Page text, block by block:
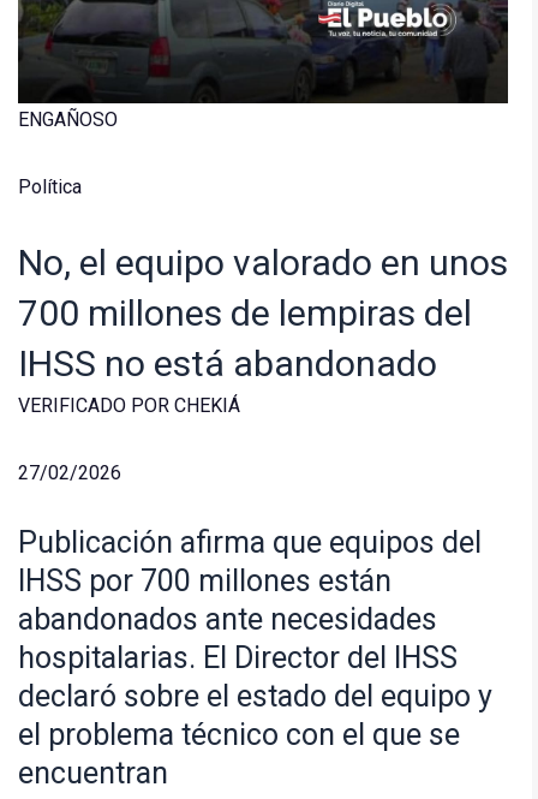
ENGAÑOSO
Política
No, el equipo valorado en unos
700 millones de lempiras del
IHSS no está abandonado
VERIFICADO POR CHEKIÁ
27/02/2026
Publicación afirma que equipos del
IHSS por 700 millones están
abandonados ante necesidades
hospitalarias. El Director del IHSS
declaró sobre el estado del equipo y
el problema técnico con el que se
encuentran